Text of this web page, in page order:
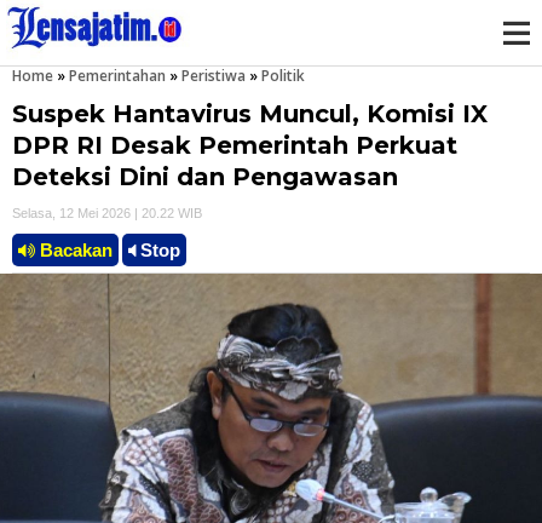
Home »Pemerintahan »Peristiwa »Politik
Suspek Hantavirus Muncul, Komisi IX
DPR RI Desak Pemerintah Perkuat
Deteksi Dini dan Pengawasan
Selasa, 12 Mei 2026 | 20.22 WIB
Bacakan Stop